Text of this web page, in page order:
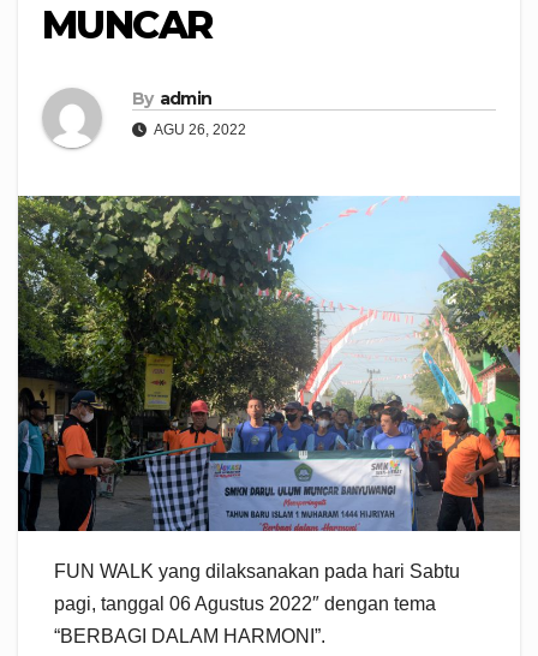
MUNCAR
By admin
AGU 26, 2022
FUN WALK yang dilaksanakan pada hari Sabtu
pagi, tanggal 06 Agustus 2022″ dengan tema
“BERBAGI DALAM HARMONI”.